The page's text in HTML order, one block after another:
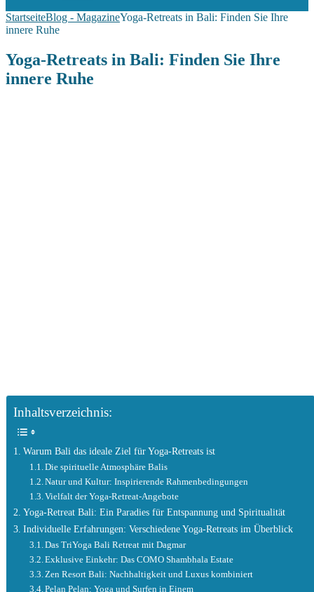
StartseiteBlog - MagazineYoga-Retreats in Bali: Finden Sie Ihre
innere Ruhe
Yoga-Retreats in Bali: Finden Sie Ihre
innere Ruhe
Inhaltsverzeichnis:
Warum Bali das ideale Ziel für Yoga-Retreats ist
Die spirituelle Atmosphäre Balis
Natur und Kultur: Inspirierende Rahmenbedingungen
Vielfalt der Yoga-Retreat-Angebote
Yoga-Retreat Bali: Ein Paradies für Entspannung und Spiritualität
Individuelle Erfahrungen: Verschiedene Yoga-Retreats im Überblick
Das TriYoga Bali Retreat mit Dagmar
Exklusive Einkehr: Das COMO Shambhala Estate
Zen Resort Bali: Nachhaltigkeit und Luxus kombiniert
Pelan Pelan: Yoga und Surfen in Einem